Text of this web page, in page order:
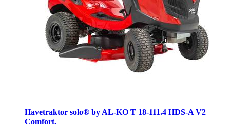
Havetraktor solo® by AL-KO T 18-111.4 HDS-A V2
Comfort.